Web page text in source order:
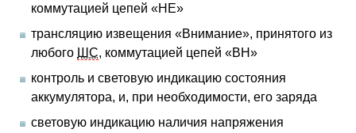
коммутацией цепей «НЕ»
трансляцию извещения «Внимание», принятого из
любого ШС, коммутацией цепей «ВН»
контроль и световую индикацию состояния
аккумулятора, и, при необходимости, его заряда
световую индикацию наличия напряжения